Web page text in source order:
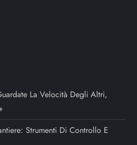
La Velocità Degli Altri,
Strumenti Di Controllo E